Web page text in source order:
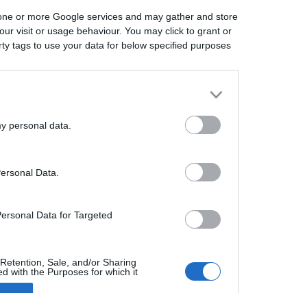
or more Google services and may gather and store
visit or usage behaviour. You may click to grant or
tags to use your data for below specified purposes
personal data.
Data.
Data for Targeted
Sale, and/or Sharing
with the Purposes for which it